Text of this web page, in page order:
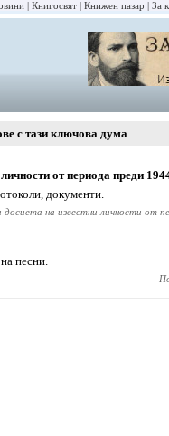
Книгосвят Книжен пазар За
с тази ключова дума
от периода преди
документи.
досиета на известни личности от
песни.